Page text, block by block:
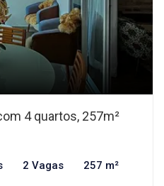
4 quartos, 257m²
2 Vagas 257 m²